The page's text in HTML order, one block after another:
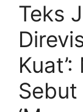
Teks
Sebut